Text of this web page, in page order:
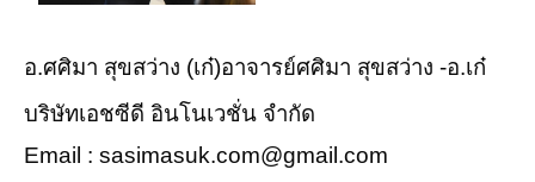
อ.ศศิมา สุขสว่าง (เก๋)อาจารย์ศศิมา สุขสว่าง -อ.เก๋
บริษัทเอชซีดี อินโนเวชั่น จำกัด
Email : sasimasuk.com@gmail.com